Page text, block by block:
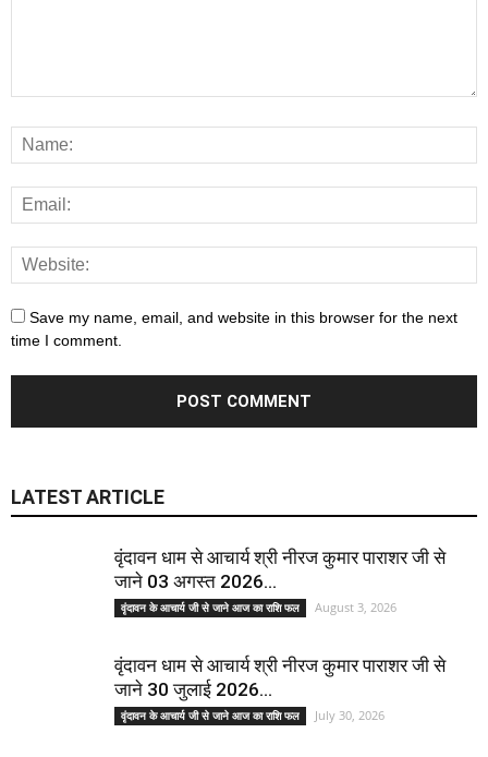
Save my name, email, and website in this browser for the next
time I comment.
LATEST ARTICLE
वृंदावन धाम से आचार्य श्री नीरज कुमार पाराशर जी से
जाने 03 अगस्त 2026...
वृंदावन के आचार्य जी से जाने आज का राशि फल August 3, 2026
वृंदावन धाम से आचार्य श्री नीरज कुमार पाराशर जी से
जाने 30 जुलाई 2026...
वृंदावन के आचार्य जी से जाने आज का राशि फल July 30, 2026